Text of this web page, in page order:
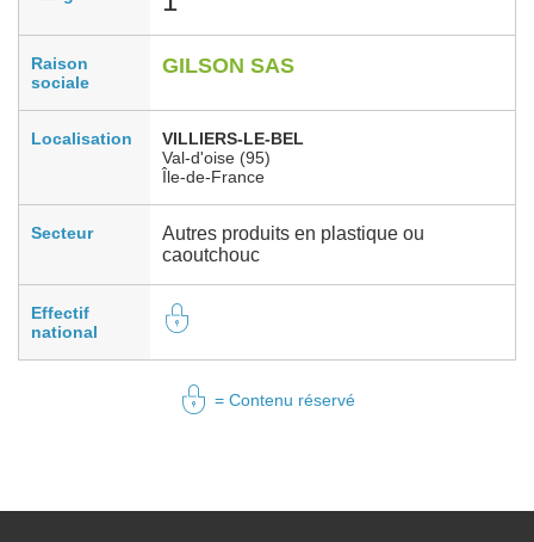
Raison
sociale
GILSON SAS
Localisation
VILLIERS-LE-BEL
Val-d'oise (95)
Île-de-France
Secteur
Autres produits en plastique ou
caoutchouc
Effectif
national
= Contenu réservé